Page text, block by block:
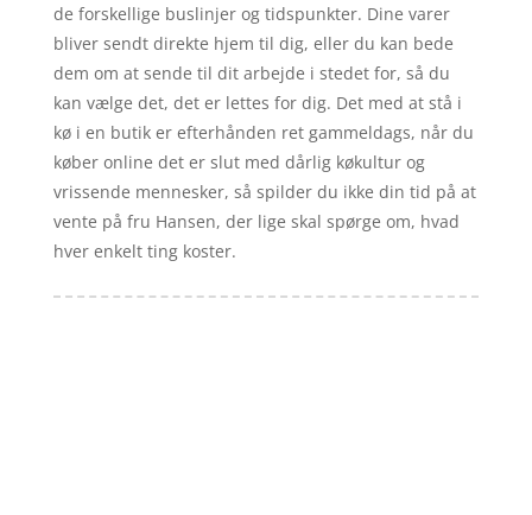
de forskellige buslinjer og tidspunkter. Dine varer
bliver sendt direkte hjem til dig, eller du kan bede
dem om at sende til dit arbejde i stedet for, så du
kan vælge det, det er lettes for dig. Det med at stå i
kø i en butik er efterhånden ret gammeldags, når du
køber online det er slut med dårlig køkultur og
vrissende mennesker, så spilder du ikke din tid på at
vente på fru Hansen, der lige skal spørge om, hvad
hver enkelt ting koster.